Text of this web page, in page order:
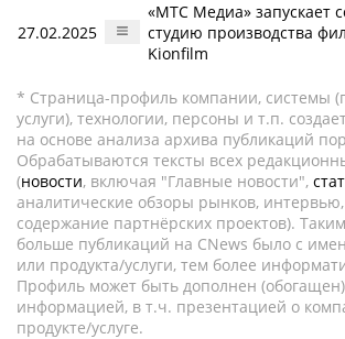
27.02.2025
«МТС Медиа» запускает
студию производства
Kionfilm
* Страница-профиль компании, системы
услуги), технологии, персоны и т.п.
на основе анализа архива публикаций
Обрабатываются тексты всех
(новости, включая "Главные новости",
аналитические обзоры рынков,
содержание партнёрских проектов).
больше публикаций на CNews было с
или продукта/услуги, тем более
Профиль может быть дополнен
информацией, в т.ч. презентацией о
продукте/услуге.